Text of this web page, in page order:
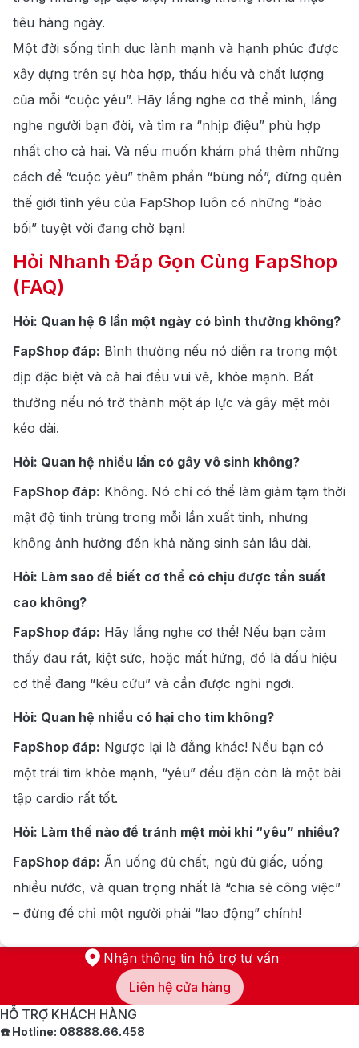
tiêu hàng ngày.
Một đời sống tình dục lành mạnh và hạnh phúc được
xây dựng trên sự hòa hợp, thấu hiểu và chất lượng
của mỗi “cuộc yêu”. Hãy lắng nghe cơ thể mình, lắng
nghe người bạn đời, và tìm ra “nhịp điệu” phù hợp
nhất cho cả hai. Và nếu muốn khám phá thêm những
cách để “cuộc yêu” thêm phần “bùng nổ”, đừng quên
thế giới tình yêu của FapShop luôn có những “bảo
bối” tuyệt vời đang chờ bạn!
Hỏi Nhanh Đáp Gọn Cùng FapShop
(FAQ)
Hỏi: Quan hệ 6 lần một ngày có bình thường không?
FapShop đáp: Bình thường nếu nó diễn ra trong một
dịp đặc biệt và cả hai đều vui vẻ, khỏe mạnh. Bất
thường nếu nó trở thành một áp lực và gây mệt mỏi
kéo dài.
Hỏi: Quan hệ nhiều lần có gây vô sinh không?
FapShop đáp: Không. Nó chỉ có thể làm giảm tạm thời
mật độ tinh trùng trong mỗi lần xuất tinh, nhưng
không ảnh hưởng đến khả năng sinh sản lâu dài.
Hỏi: Làm sao để biết cơ thể có chịu được tần suất
cao không?
FapShop đáp: Hãy lắng nghe cơ thể! Nếu bạn cảm
thấy đau rát, kiệt sức, hoặc mất hứng, đó là dấu hiệu
cơ thể đang “kêu cứu” và cần được nghỉ ngơi.
Hỏi: Quan hệ nhiều có hại cho tim không?
FapShop đáp: Ngược lại là đằng khác! Nếu bạn có
một trái tim khỏe mạnh, “yêu” đều đặn còn là một bài
tập cardio rất tốt.
Hỏi: Làm thế nào để tránh mệt mỏi khi “yêu” nhiều?
FapShop đáp: Ăn uống đủ chất, ngủ đủ giấc, uống
nhiều nước, và quan trọng nhất là “chia sẻ công việc”
– đừng để chỉ một người phải “lao động” chính!
Nhận thông tin hỗ trợ tư vấn
Liên hệ cửa hàng
HỖ TRỢ KHÁCH HÀNG
☎️ Hotline: 08888.66.458